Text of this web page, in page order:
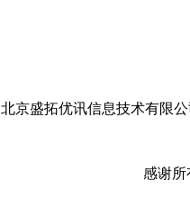
北京盛拓优讯信息技术有限
感谢所